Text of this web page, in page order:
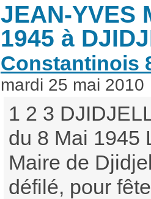
JEAN-YVES
1945 à
Constantinois
mardi 25 mai 2010
1 2 3
du 8 Mai 1945
Maire de
défilé, pour